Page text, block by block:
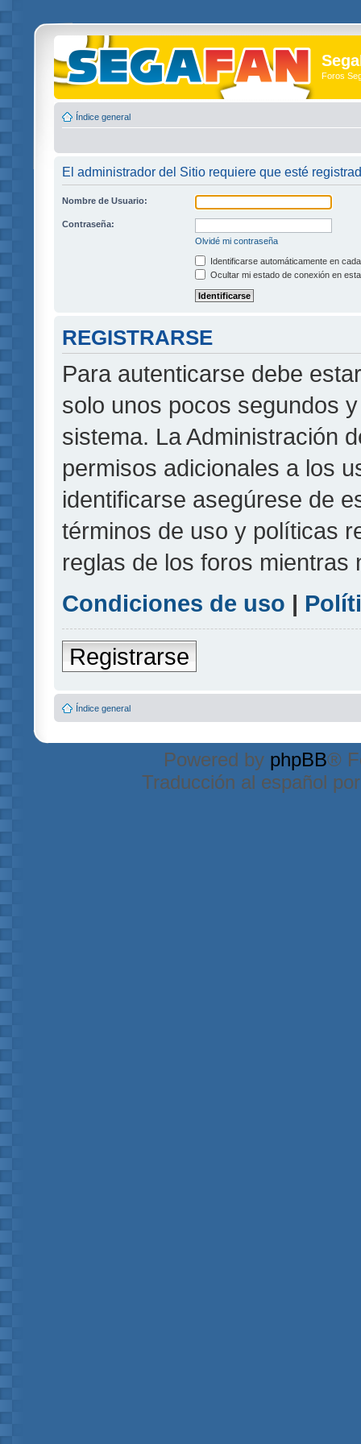
Foros
Índice general
El administrador del Sitio requiere que esté
Nombre de Usuario:
Contraseña:
Olvidé mi contraseña
Identificarse automáticamente en
Ocultar mi estado de conexión en
REGISTRARSE
Para autenticarse debe
solo unos pocos segundos
sistema. La Administración
permisos adicionales a los
identificarse asegúrese de
términos de uso y políticas
reglas de los foros mientras
Condiciones de uso |
Registrarse
Índice general
Powered by phpBB®
Traducción al español